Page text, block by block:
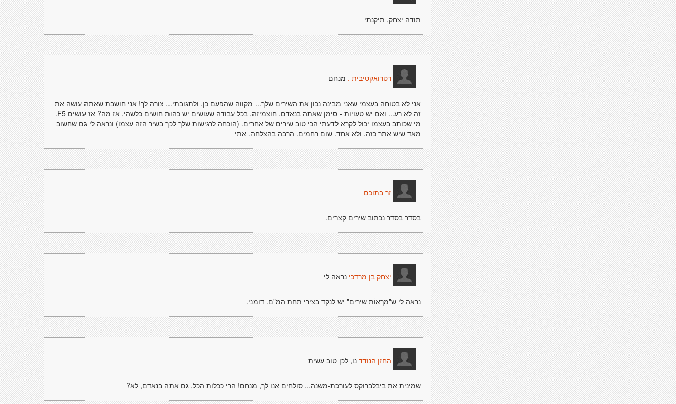
תודה יצחק, תיקנתי
רטרואקטיבית . מנחם
אני לא בטוחה בעצמי שאני מבינה נכון את השירים שלך... מקווה שהפעם כן. ולתגובתי... צורה לך! אני חושבת שאתה עושה את
זה לא רע... ואם יש טעויות - סימן שאתה בנאדם. חוצמיזה, בכל עבודה שעושים יש כהות חושים כלשהי, אז מה? אז עושים F5.
מי שכותב בעצמו יכול לקרא לדעתי הכי טוב שירים של אחרים. (הוכחה לרגישות שלך לכך בשיר הזה עצמו) ונראה לי גם שחשוב
מאד שיש אתר כזה. ולא אחד. שום רחמים. הרבה בהצלחה. אתי
זר בתוכם
בסדר בסדר נכתוב שירים קצרים.
יצחק בן מרדכי נראה לי
נראה לי ש"מרְאוֹת שירים" יש לנקד בצירי תחת המ"ם. דומני.
החזן הנודד נו, לכן טוב עשית
שמינית את ביבלברוקס לעורכת-משנה... סולחים אנו לך, מנחם! הרי ככלות הכל, גם אתה בנאדם, לא?